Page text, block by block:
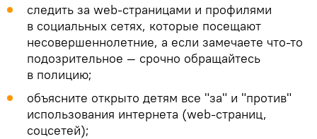
следить за web-страницами и профилями
в социальных сетях, которые посещают
несовершеннолетние, а если замечаете что-то
подозрительное — срочно обращайтесь
в полицию;
объясните открыто детям все "за" и "против"
использования интернета (web-страниц,
соцсетей);